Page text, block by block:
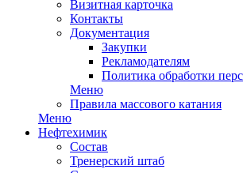
Визитная карточка
Контакты
Документация
Закупки
Рекламодателям
Политика обработки
Меню
Правила массового катания
Меню
Нефтехимик
Состав
Тренерский штаб